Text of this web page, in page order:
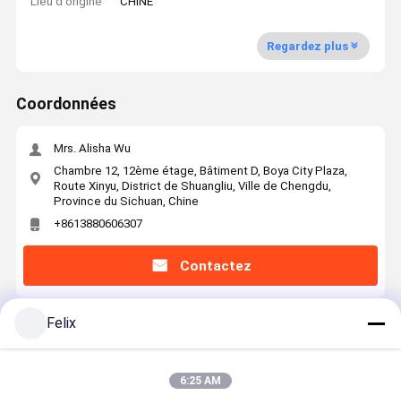
Regardez plus
Coordonnées
Mrs. Alisha Wu
Chambre 12, 12ème étage, Bâtiment D, Boya City Plaza,
Route Xinyu, District de Shuangliu, Ville de Chengdu,
Province du Sichuan, Chine
+8613880606307
Contactez
Felix
6:25 AM